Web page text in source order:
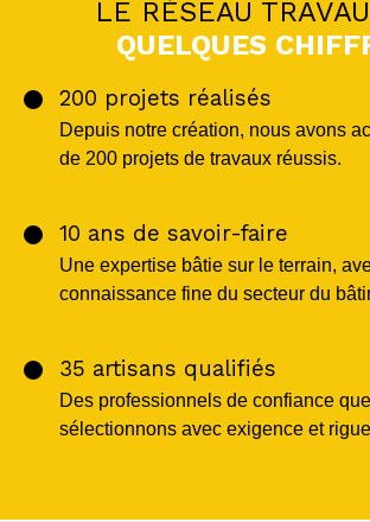
LE RÉSEAU
QUELQUES
200 projets réalisés
Depuis notre création, nous avons
de 200 projets de travaux réussis.
10 ans de savoir-faire
Une expertise bâtie sur le terrain,
connaissance fine du secteur du
35 artisans qualifiés
Des professionnels de confiance
sélectionnons avec exigence et